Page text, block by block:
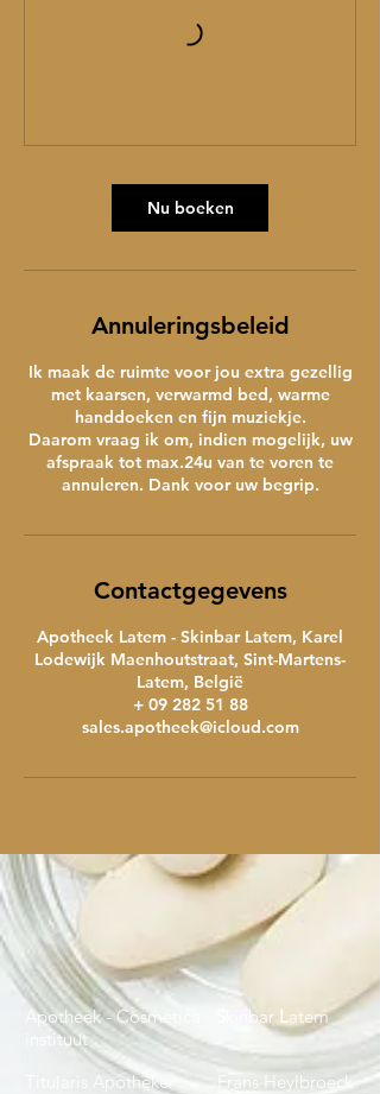
Nu boeken
Annuleringsbeleid
Ik maak de ruimte voor jou extra gezellig
met kaarsen, verwarmd bed, warme
handdoeken en fijn muziekje.
Daarom vraag ik om, indien mogelijk, uw
afspraak tot max.24u van te voren te
annuleren. Dank voor uw begrip.
Contactgegevens
Apotheek Latem - Skinbar Latem, Karel
Lodewijk Maenhoutstraat, Sint-Martens-
Latem, België
+ 09 282 51 88
sales.apotheek@icloud.com
Apotheek - Cosmetica - kinbar Latem
instituut
Titularis Apotheker Frans Heylbroeck